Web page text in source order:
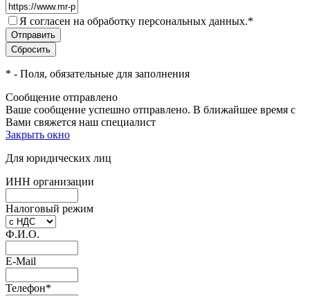
Я согласен на обработку персональных данных.*
* - Поля, обязательные для заполнения
Сообщение отправлено
Ваше сообщение успешно отправлено. В ближайшее время с
Вами свяжется наш специалист
Закрыть окно
Для юридических лиц
ИНН организации
Налоговый режим
Ф.И.О.
E-Mail
Телефон*